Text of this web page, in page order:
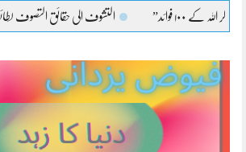
التشوف الی حقائق التصوف لطائف عشرہ کا بیان